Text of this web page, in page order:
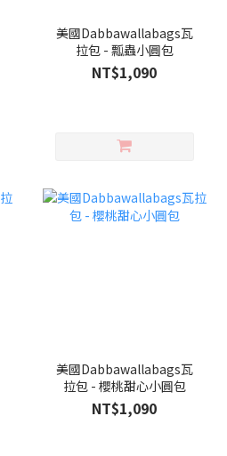
美國Dabbawallabags瓦
拉包 - 瓢蟲小圓包
NT$1,090
美國Dabbawallabags瓦
拉包 - 櫻桃甜心小圓包
NT$1,090